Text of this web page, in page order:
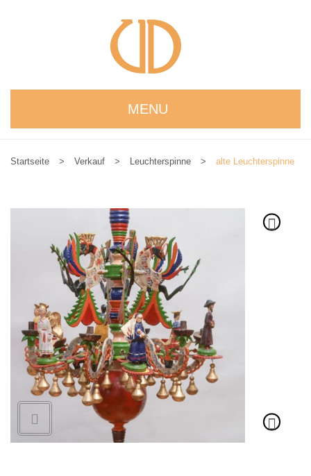
MENU
ONLINESHOP
alle Produkte
Kreativbaukasten
Weihnachtskrippe
Weihnachtsengel
Bergmann
Räuchermann
Startseite > Verkauf > Leuchterspinne > alte Leuchterspinne